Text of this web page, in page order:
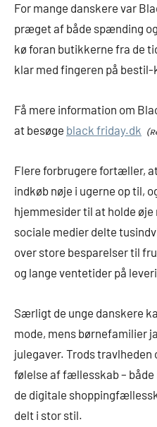
For mange danskere var
præget af både spænding
kø foran butikkerne fra de
klar med fingeren på
Få mere information om
at besøge black friday.dk
Flere forbrugere fortæller,
indkøb nøje i ugerne op til,
hjemmesider til at holde
sociale medier delte
over store besparelser til
og lange ventetider på
Særligt de unge danskere
mode, mens børnefamilier
julegaver. Trods travlheden
følelse af fællesskab –
de digitale
delt i stor stil.